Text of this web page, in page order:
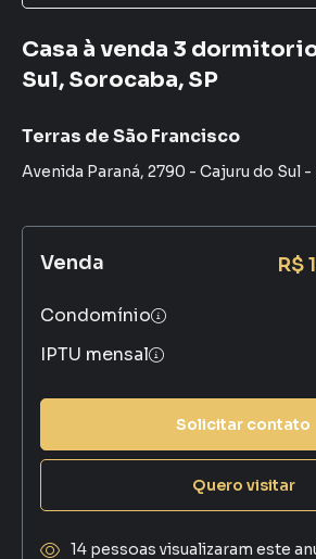
Casa à venda 3
Sul, Sorocaba, SP
Terras de São Francisco
Avenida Paraná, 2790 - Cajuru do Sul -
Venda R$
Condomínio
IPTU mensal
Solicitar contato
Quero visitar
14 pessoas visualizaram este